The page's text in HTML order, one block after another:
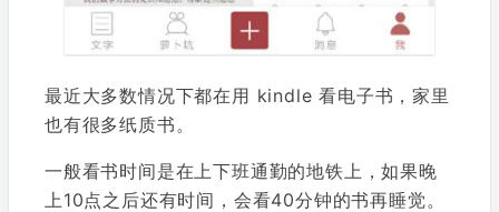
最近大多数情况下都在用 kindle 看电子书，家里
也有很多纸质书。
一般看书时间是在上下班通勤的地铁上，如果晚
上10点之后还有时间，会看40分钟的书再睡觉。